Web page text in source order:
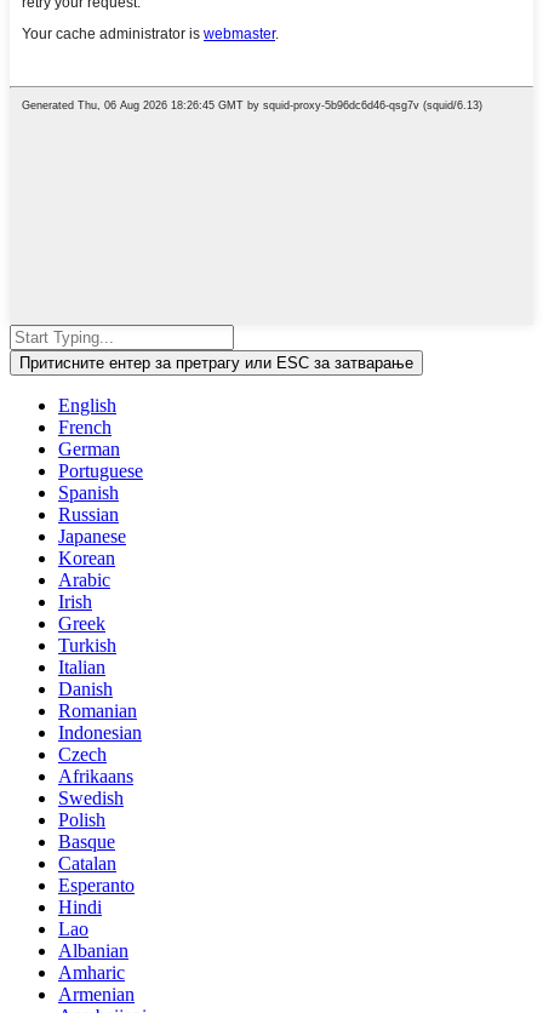
Притисните ентер за претрагу или ESC за затварање
English
French
German
Portuguese
Spanish
Russian
Japanese
Korean
Arabic
Irish
Greek
Turkish
Italian
Danish
Romanian
Indonesian
Czech
Afrikaans
Swedish
Polish
Basque
Catalan
Esperanto
Hindi
Lao
Albanian
Amharic
Armenian